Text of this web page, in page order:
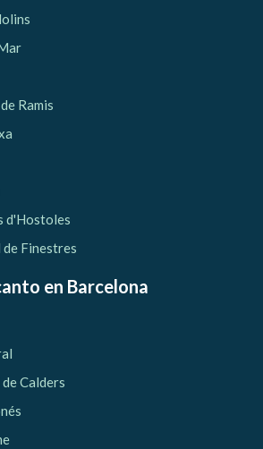
Ramis
d'Hostoles
Finestres
en Barcelona
Calders